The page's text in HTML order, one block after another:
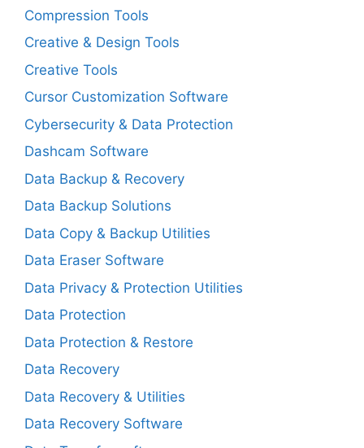
Compression Tools
Creative & Design Tools
Creative Tools
Cursor Customization Software
Cybersecurity & Data Protection
Dashcam Software
Data Backup & Recovery
Data Backup Solutions
Data Copy & Backup Utilities
Data Eraser Software
Data Privacy & Protection Utilities
Data Protection
Data Protection & Restore
Data Recovery
Data Recovery & Utilities
Data Recovery Software